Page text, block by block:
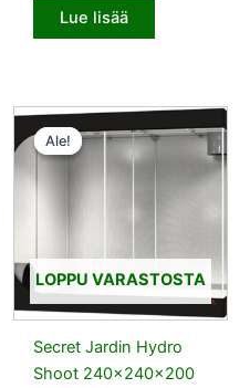
Lue lisää
Ale!
LOPPU VARASTOSTA
Ale!
Secret Jardin Hydro
Shoot 240x240x200
Alkuperäinen
hinta
Nykyinen
hinta
356,40 €.